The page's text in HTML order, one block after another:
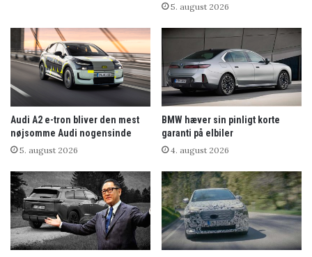
5. august 2026
Audi A2 e-tron bliver den mest
nøjsomme Audi nogensinde
5. august 2026
BMW hæver sin pinligt korte
garanti på elbiler
4. august 2026